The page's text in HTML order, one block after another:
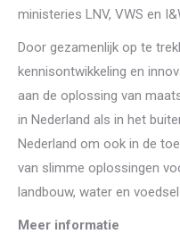
ministeries LNV, VWS en
Door gezamenlijk op te
kennisontwikkeling en
aan de oplossing van
in Nederland als in het
Nederland om ook in de
van slimme oplossingen
landbouw, water en voedsel
Meer informatie